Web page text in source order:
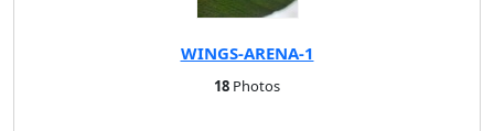
WINGS-ARENA-1
18 Photos